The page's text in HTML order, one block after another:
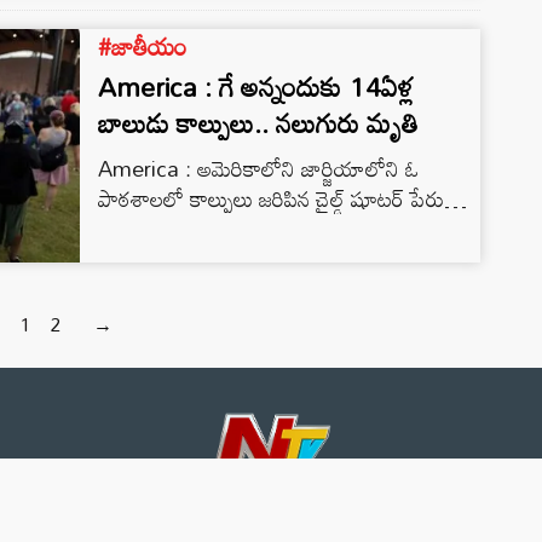
ధ్వంసం చేశారు. అక్కడి గోడలపై భారతదేశానికి
వ్యతిరేకంగా నినాదాలు కూడా వ్రాయబడ్డాయి.
#జాతీయం
America : గే అన్నందుకు 14ఏళ్ల
బాలుడు కాల్పులు.. నలుగురు మృతి
America : అమెరికాలోని జార్జియాలోని ఓ
పాఠశాలలో కాల్పులు జరిపిన చైల్డ్ షూటర్ పేరు
కోల్ట్ గ్రే. ఈ సంఘటనకు ముందు కూడా కోల్ట్ గ్రే
1 2 →